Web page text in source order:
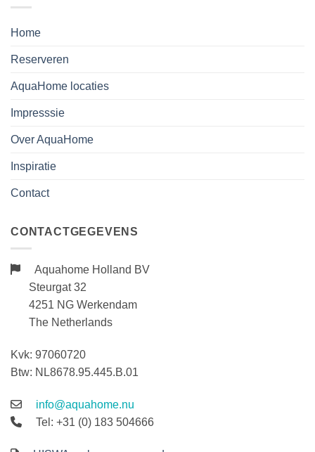
Home
Reserveren
AquaHome locaties
Impresssie
Over AquaHome
Inspiratie
Contact
CONTACTGEGEVENS
Aquahome Holland BV
Steurgat 32
4251 NG Werkendam
The Netherlands
Kvk: 97060720
Btw: NL8678.95.445.B.01
info@aquahome.nu
Tel: +31 (0) 183 504666